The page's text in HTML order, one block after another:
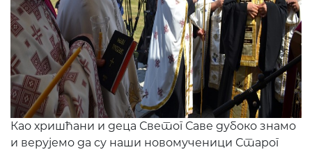
Као хришћани и деца Светог Саве дубоко знамо
и верујемо да су наши новомученици Старог